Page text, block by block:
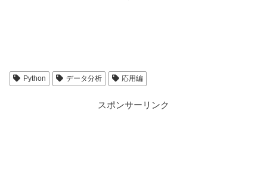
Python データ分析 応用編
スポンサーリンク